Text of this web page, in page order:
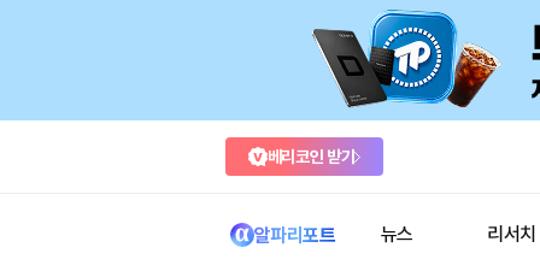
베리코인 받기
알파리포트 뉴스 리서치